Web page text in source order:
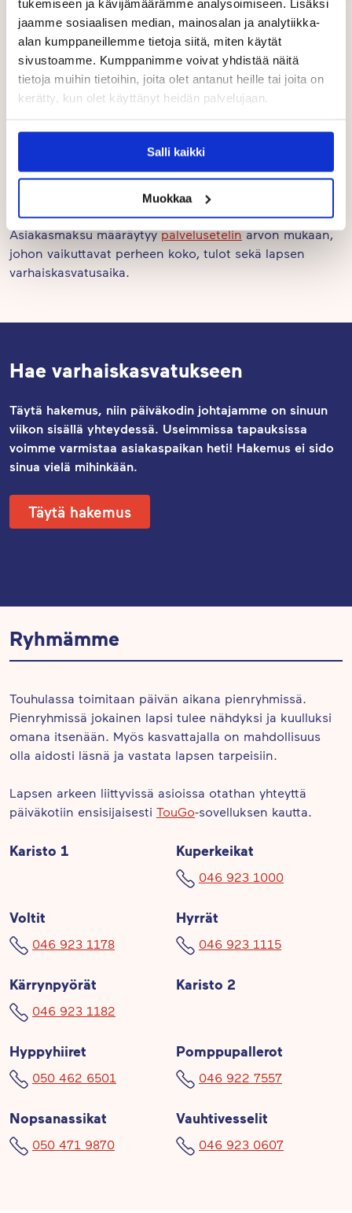
tukemiseen ja kävijämäärämme analysoimiseen. Lisäksi
jaamme sosiaalisen median, mainosalan ja analytiikka-
alan kumppaneillemme tietoja siitä, miten käytät
sivustoamme. Kumppanimme voivat yhdistää näitä
tietoja muihin tietoihin, joita olet antanut heille tai joita on
kerätty, kun olet käyttänyt heidän palvelujaan.
Salli kaikki
Muokkaa
Page
of
10
Lahden Touhula-päiväkotien asiakasmaksu on 40–375
Asiakasmaksu määräytyypalvelusetelinarvon mukaan,
johon vaikuttavat perheen koko, tulot sekä lapsen
varhaiskasvatusaika.
Hae varhaiskasvatukseen
Täytä hakemus, niin päiväkodin johtajamme on sinuun
viikon sisällä yhteydessä. Useimmissa tapauksissa
voimme varmistaa asiakaspaikan heti! Hakemus ei sido
sinua vielä mihinkään.
Täytä hakemus
Ryhmämme
Touhulassa toimitaan päivän aikana pienryhmissä.
Pienryhmissä jokainen lapsi tulee nähdyksi ja kuulluksi
omana itsenään. Myös kasvattajalla on mahdollisuus
olla aidosti läsnä ja vastata lapsen tarpeisiin.
Lapsen arkeen liittyvissä asioissa otathan yhteyttä
päiväkotiin ensisijaisesti TouGo-sovelluksen kautta.
Karisto 1 Kuperkeikat
046 923 1000
Voltit
046 923 1178
Hyrrät
046 923 1115
Kärrynpyörät
046 923 1182
Karisto 2
Hyppyhiiret
050 462 6501
Pomppupallerot
046 922 7557
Nopsanassikat
050 471 9870
Vauhtivesselit
046 923 0607